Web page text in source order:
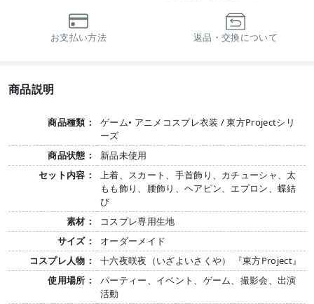
お支払い方法 返品・交換について
商品説明
商品種類：
ゲーム• アニメコスプレ衣装 / 東方Projectシリ
ーズ
商品状態：
新品未使用
セット内容：
上着、スカート、手首飾り、カチューシャ、太
もも飾り、腰飾り、ヘアピン、エプロン、蝶結
び
素材：
コスプレ専用生地
サイズ：
オーダーメイド
コスプレ人物：
十六夜咲夜（いざよいさくや） 『東方Project』
使用場所：
パーティー、イベント、ゲーム、撮影会、出演
活動